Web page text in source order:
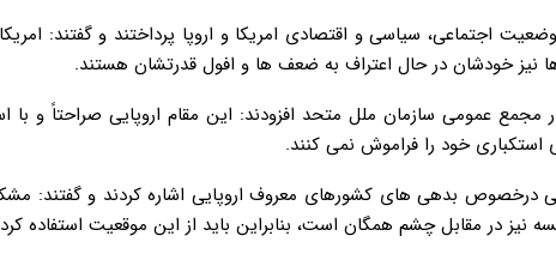
اجتماعی، سیاسی و اقتصادی امریکا و اروپا پرداختند و گفتند:
نیز خودشان در حال اعتراف به ضعف ها و افول قدرتشان هستند.
مجمع عمومی سازمان ملل متحد افزودند: این مقام اروپایی صراحتاً و با
خود را فراموش نمی کنند.
درخصوص بدهی های کشورهای معروف اروپایی اشاره کردند و گفتند:
در مقابل چشم همگان است، بنابراین باید از این موقعیت استفاده